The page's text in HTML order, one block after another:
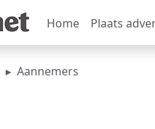
Home Plaats
Aannemers